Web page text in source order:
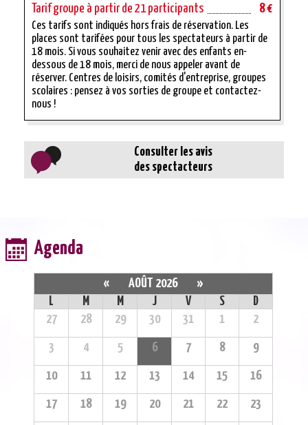
Tarif groupe à partir de 21 participants 8 €
Ces tarifs sont indiqués hors frais de réservation. Les
places sont tarifées pour tous les spectateurs à partir de
18 mois. Si vous souhaitez venir avec des enfants en-
dessous de 18 mois, merci de nous appeler avant de
réserver. Centres de loisirs, comités d'entreprise, groupes
scolaires : pensez à vos sorties de groupe et contactez-
nous !
Consulter les avis
des spectacteurs
Agenda
« AOÛT 2026
»
L
M M J V S
D
27
28 29 30 31 1 2
3 4 5 6 7 8 9
10 11 12 13 14 15 16
17 18 19 20 21 22 23